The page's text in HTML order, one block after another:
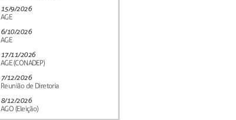
15/9/2026
AGE
6/10/2026
AGE
17/11/2026
AGE (CONADEP)
7/12/2026
Reunião de Diretoria
8/12/2026
AGO (Eleição)